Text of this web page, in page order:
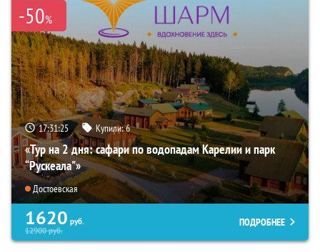
-50%
17:31:23 Купили:6
«Тур на 2 дня: сафари по водопадам Карелии и парк
“Рускеала"»
Достоевская
1620 руб.
12900руб.
ПОДРОБНЕЕ